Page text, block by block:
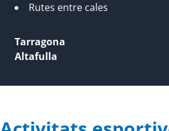
Rutes entre cales
Tarragona
Altafulla